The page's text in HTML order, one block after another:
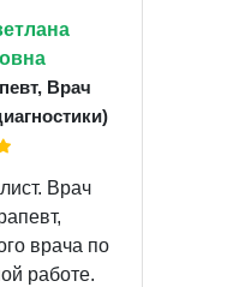
Врач
Врач
врача по
работе.